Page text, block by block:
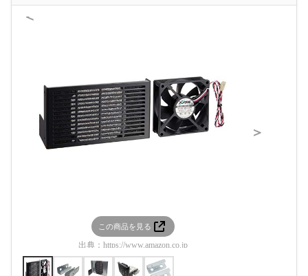
＜
この商品を見る
出典： https://www.amazon.co.jp
＞